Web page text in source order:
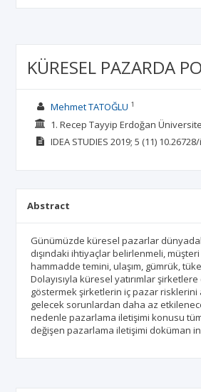
KÜRESEL PAZARDA
Mehmet TATOĞLU 1
1. Recep Tayyip Erdoğan
IDEA STUDIES 2019; 5 (11)
Abstract
Günümüzde küresel pazarlar
dışındaki ihtiyaçlar belirlenmeli,
hammadde temini, ulaşım, gümrük,
Dolayısıyla küresel yatırımlar
göstermek şirketlerin iç pazar
gelecek sorunlardan daha az
nedenle pazarlama iletişimi konusu
değişen pazarlama iletişimi doküman